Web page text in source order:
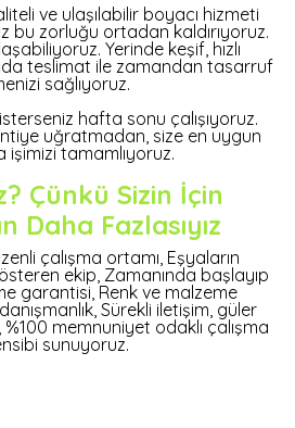
ve ulaşılabilir boyacı hizmeti
bu zorluğu ortadan kaldırıyoruz.
Yerinde keşif, hızlı
teslimat ile zamandan tasarruf
sağlıyoruz.
hafta sonu çalışıyoruz.
uğratmadan, size en uygun
işimizi tamamlıyoruz.
Çünkü Sizin İçin
Daha Fazlasıyız
çalışma ortamı, Eşyaların
ekip, Zamanında başlayıp
garantisi, Renk ve malzeme
Sürekli iletişim, güler
%100 memnuniyet odaklı çalışma
sunuyoruz.